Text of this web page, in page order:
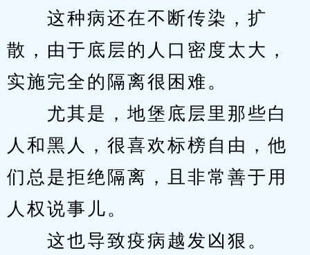
这种病还在不断传染，扩
散，由于底层的人口密度太大，
实施完全的隔离很困难。
尤其是，地堡底层里那些白
人和黑人，很喜欢标榜自由，他
们总是拒绝隔离，且非常善于用
人权说事儿。
这也导致疫病越发凶狠。